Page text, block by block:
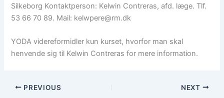
Silkeborg Kontaktperson: Kelwin Contreras, afd. læge. Tlf.
53 66 70 89. Mail: kelwpere@rm.dk
YODA videreformidler kun kurset, hvorfor man skal
henvende sig til Kelwin Contreras for mere information.
PREVIOUS NEXT